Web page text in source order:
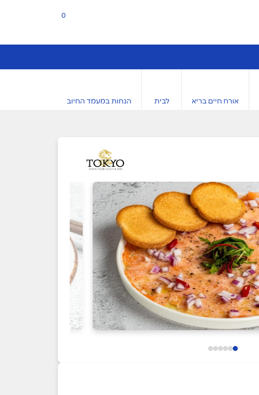
0
אורח חיים בריא לבית הנחות במעמד החיוב